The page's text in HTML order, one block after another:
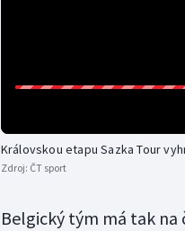
Královskou etapu Sazka Tour
Zdroj: ČT sport
Belgický tým má tak na